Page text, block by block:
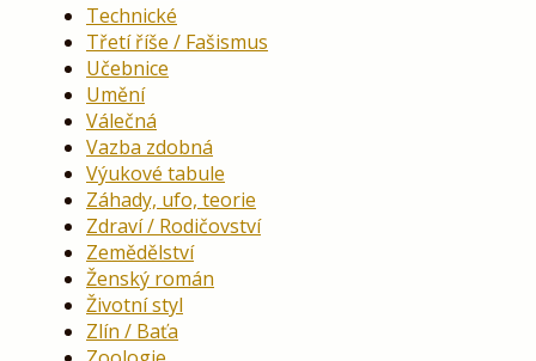
Technické
Třetí říše / Fašismus
Učebnice
Umění
Válečná
Vazba zdobná
Výukové tabule
Záhady, ufo, teorie
Zdraví / Rodičovství
Zemědělství
Ženský román
Životní styl
Zlín / Baťa